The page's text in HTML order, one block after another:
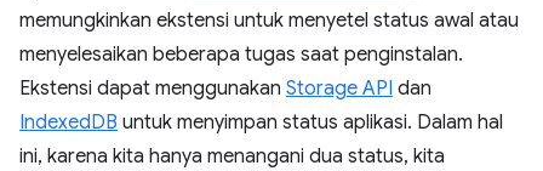
memungkinkan ekstensi untuk menyetel status awal atau
menyelesaikan beberapa tugas saat penginstalan.
Ekstensi dapat menggunakan Storage API dan
IndexedDB untuk menyimpan status aplikasi. Dalam hal
ini, karena kita hanya menangani dua status, kita